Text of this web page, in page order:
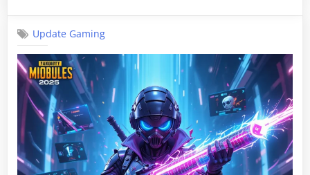
Update Gaming